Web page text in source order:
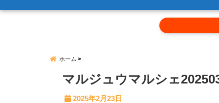
ホーム
マルジュウマルシェ
2025年2月23日